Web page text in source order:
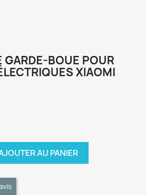
GARDE-BOUE POUR
XIAOMI
AU PANIER